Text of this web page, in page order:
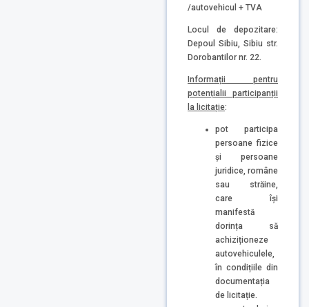
/autovehicul + TVA
Locul de depozitare:
Depoul Sibiu, Sibiu str.
Dorobantilor nr. 22.
Informații pentru
potențialii participanții
la licitație:
pot participa
persoane fizice
și persoane
juridice, române
sau străine,
care își
manifestă
dorința să
achiziționeze
autovehiculele,
în condițiile din
documentația
de licitație.